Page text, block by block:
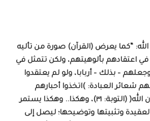
“كما يعرض (القرآن) صورة من تأليه
في اعتقادهم بألوهيتهم، ولكن تتمثل في
– بذلك – أربابا، ولو لم يعتقدوا
شعائر العبادة: )اتخذوا أحبارهم
ورهبانهم أربابا من دون الله( (التوبة: ٣١)، وهكذا.. وهكذا يستمر
وتثبيتها وتوضيحها؛ ليصل إلى